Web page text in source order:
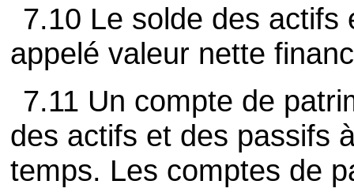
7.10 Le solde des
appelé valeur nette
7.11 Un compte de
des actifs et des passifs
temps. Les comptes de